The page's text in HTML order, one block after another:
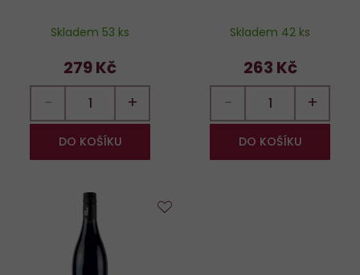
Skladem 53 ks
279 Kč
− +
DO KOŠÍKU
Skladem 42 ks
263 Kč
− +
DO KOŠÍKU